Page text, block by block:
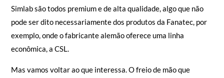
Simlab são todos premium e de alta qualidade, algo que não
pode ser dito necessariamente dos produtos da Fanatec, por
exemplo, onde o fabricante alemão oferece uma linha
econômica, a CSL.
Mas vamos voltar ao que interessa. O freio de mão que